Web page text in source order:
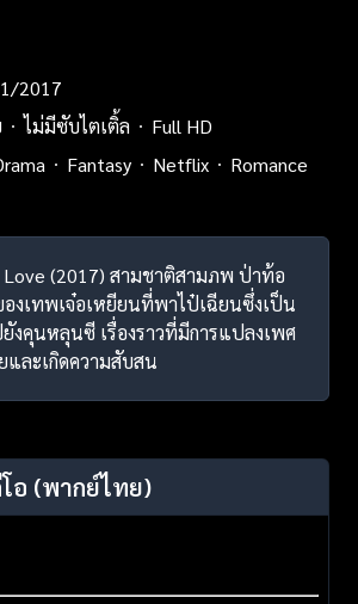
2017
ไม่มีซับไตเติ้ล
Full HD
Fantasy Netflix
Romance
Love (2017) สามชาติสามภพ ป่าท้อ
องเทพเจ๋อเหยียนที่พาไป๋เฉียนซึ่งเป็น
ยังคุนหลุนซี เรื่องราวที่มีการแปลงเพศ
ละเกิดความสับสน
อ (พากย์ไทย)